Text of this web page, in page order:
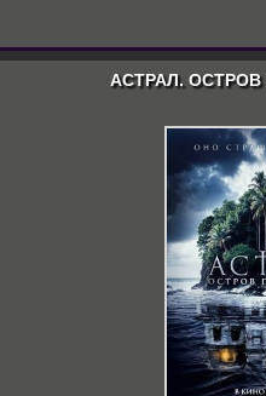
АСТРАЛ. ОСТРОВ